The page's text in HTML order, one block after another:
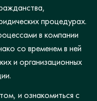
процедурах.
в компании
со временем в ней
и организационных
и ознакомиться с